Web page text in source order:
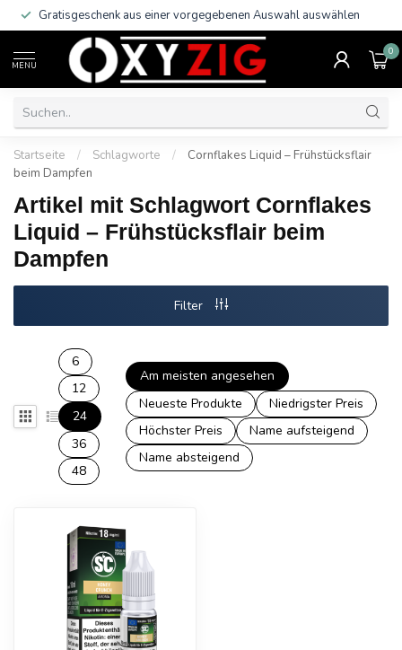
Gratisgeschenk aus einer vorgegebenen Auswahl auswählen
MENU
0
Startseite / Schlagworte /
Cornflakes Liquid – Frühstücksflair
beim Dampfen
Artikel mit Schlagwort Cornflakes
Liquid – Frühstücksflair beim
Dampfen
Filter
6
12
24
36
48
Am meisten angesehen
Neueste Produkte
Niedrigster Preis
Höchster Preis
Name aufsteigend
Name absteigend